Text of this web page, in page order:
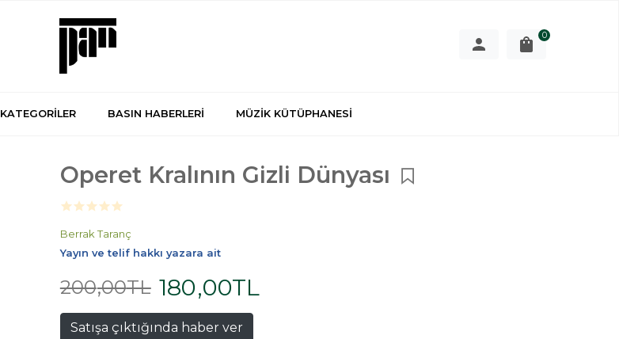
0
KATEGORİLER BASIN HABERLERİ MÜZİK KÜTÜPHANESİ
Operet Kralının Gizli Dünyası
Berrak Taranç
Yayın ve telif hakkı yazara ait
200,00TL 180,00TL
Satışa çıktığında haber ver